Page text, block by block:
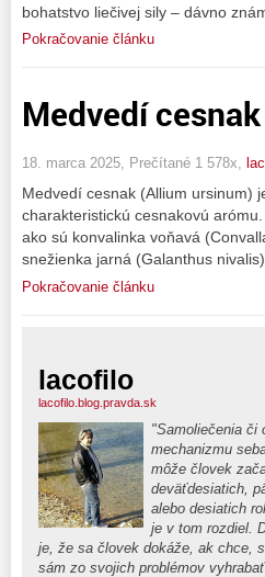
bohatstvo liečivej sily – dávno
Pokračovanie článku
Medvedí
18. marca 2025, Prečítané 1 578x,
Medvedí cesnak (Allium ursinum)
charakteristickú cesnakovú
ako sú konvalinka voňavá
snežienka jarná (Galanthus
Pokračovanie článku
lacofilo
lacofilo.blog.pravda.sk
"Samoliečenia či
mechanizmu
môže človek
deväťdesiatich,
alebo desiatich
je v tom rozdiel.
je, že sa človek dokáže, ak chce,
sám zo svojich problémov